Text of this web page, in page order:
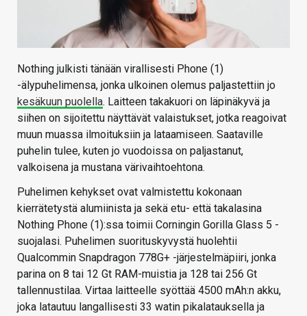
Nothing julkisti tänään virallisesti Phone (1)
-älypuhelimensa, jonka ulkoinen olemus paljastettiin jo
kesäkuun puolella. Laitteen takakuori on läpinäkyvä ja
siihen on sijoitettu näyttävät valaistukset, jotka reagoivat
muun muassa ilmoituksiin ja lataamiseen. Saataville
puhelin tulee, kuten jo vuodoissa on paljastanut,
valkoisena ja mustana värivaihtoehtona.
Puhelimen kehykset ovat valmistettu kokonaan
kierrätetystä alumiinista ja sekä etu- että takalasina
Nothing Phone (1):ssa toimii Corningin Gorilla Glass 5 -
suojalasi. Puhelimen suorituskyvystä huolehtii
Qualcommin Snapdragon 778G+ -järjestelmäpiiri, jonka
parina on 8 tai 12 Gt RAM-muistia ja 128 tai 256 Gt
tallennustilaa. Virtaa laitteelle syöttää 4500 mAh:n akku,
joka latautuu langallisesti 33 watin pikalatauksella ja